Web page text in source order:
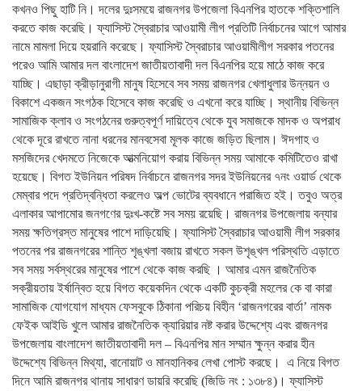
কখনও পিছু হাটি নি। দলের দুঃসময়ে রাজনগর উপজেলা বিএনপির হাতকে শক্তিশালি
করতে কাজ করেছি। ফ্যাসিস্ট স্বৈরাচার আওয়ামী লীগ প্রতিটি নির্বাচনের আগে আমার
নামে মামলা দিয়ে হয়রানি করেছে। ফ্যাসিস্ট স্বৈরাচার আওয়ামীলীগ সরকার পতনের
পরেও আমি আমার দল বাংলাদেশ জাতীয়তাবাদী দল বিএনপির হয়ে মাঠে কাজ করে
যাচ্ছি। এছাড়া ক্রীড়ানুরাগী মানুষ হিসেবে সব সময় রাজনগর খেলাধুলার উন্নয়ন ও
বিকাশে একজন সংগঠক হিসেবে কাজ করেছি ও এখনো করে যাচ্ছি। স্থানীয় বিভিন্ন
সামাজিক ক্লাব ও সংগঠনের গুরুত্বপূর্ণ দায়িত্বে থেকে যুব সমাজকে মাদক ও অপরাধ
থেকে দূরে রাখতে নানা ধরনের মানবসেবা মূলক কাজে জড়িত ছিলাম। ঈদগাহ ও
মসজিদের খেদমতে নিজেকে আত্মনিয়োগ করায় বিভিন্ন সময় আমাকে কমিটিতেও রাখা
হয়েছে। বিগত ইউনিয়ন পরিষদ নির্বাচনে রাজনগর সদর ইউনিয়নের ৭নং ওয়ার্ড থেকে
মেম্বার পদে প্রতিদ্বন্ধিতা করলেও অল্প ভোটের ব্যবধানে পরাজিত হই। তবুও অত্র
এলাকার আপামোর জনগণের দুঃখ-কষ্টে সব সময় রয়েছি। রাজনগর উপজেলায় বন্যার
সময় ক্ষতিগ্রস্ত মানুষের পাশে দাড়িয়েছি। ফ্যাসিস্ট স্বৈরাচার আওয়ামী লীগ সরকার
পতনের পর রাজনগরের শান্তি শৃঙ্খলা বজায় রাখতে সকল উশৃঙ্খল পরিস্থতি এড়াতে
সব সময় সর্বস্থরের মানুষের পাশে থেকে কাজ করছি । আমার এমন রাজনৈতিক
সক্রীয়তায় ইর্ষান্বিত হয়ে বিগত কয়েকদিন থেকে একটি কুচক্রী মহলের কে বা কারা
সামাজিক যোগযোগ মাধ্যম ফেসবুকে ঠিকানা পরিচয় বিহীন ‘রাজনগরের বার্তা’ নামক
ফেইক আইডি খুলে আমার রাজনৈতিক ক্যারিয়ার নষ্ট করার উদ্দেশ্যে এবং রাজনগর
উপজেলায় বাংলাদেশ জাতীয়তাবাদী দল – বিএনপির মান সম্মান ক্ষুন্ন করার হীন
উদ্দেশ্যে বিভিন্ন মিথ্যা, বানোয়াট ও মানহানিকর লেখা পোস্ট করছে। এ নিয়ে বিগত
দিনে আমি রাজনগর থানায় সাধারণ ডায়রি করেছি (জিডি নং : ১৩৮৪)। ফ্যাসিস্ট